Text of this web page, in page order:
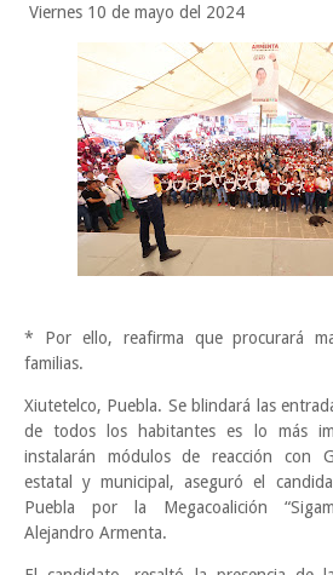
Viernes 10 de mayo del 2024
* Por ello, reafirma que procurará
familias.
Xiutetelco, Puebla. Se blindará las
de todos los habitantes es lo más
instalarán módulos de reacción con
estatal y municipal, aseguró el
Puebla por la Megacoalición
Alejandro Armenta.